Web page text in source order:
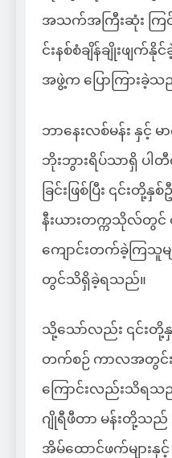
အသက်အကြီးဆုံး ကြင်
င်းနစ်စံချိန်ချိုးဖျက်နို
အဖွဲ့က ပြောကြားခဲ့သ
ဘာနေးလစ်မန်း နှင့်
ဘိုးဘွားရိပ်သာရှိ ပ
ခြင်းဖြစ်ပြီး ၎င်း
နီးယားတက္ကသိုလ်တွင်
ကျောင်းတက်ခဲ့ကြသူမျ
တွင်သိရှိခဲ့ရသည်။
သို့သော်လည်း ၎င်းတို့နှ
တက်စဉ် ကာလအတွင်း ခ
ကြောင်းလည်းသိရသည်
ဂျိုရီဖီတာ မန်းတို့သ
အိမ်ထောင်ဖက်များနှင့်